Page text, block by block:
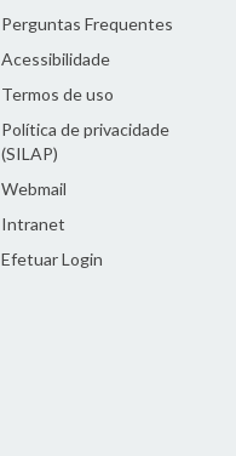
Perguntas Frequentes
Acessibilidade
Termos de uso
Política de privacidade
(SILAP)
Webmail
Intranet
Efetuar Login